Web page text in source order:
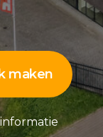
maken